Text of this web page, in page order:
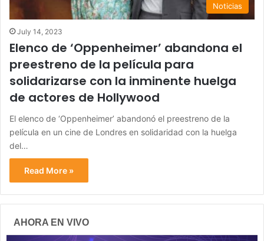
Noticias
July 14, 2023
Elenco de ‘Oppenheimer’ abandona el
preestreno de la película para
solidarizarse con la inminente huelga
de actores de Hollywood
El elenco de ‘Oppenheimer’ abandonó el preestreno de la
película en un cine de Londres en solidaridad con la huelga
del…
Read More »
AHORA EN VIVO